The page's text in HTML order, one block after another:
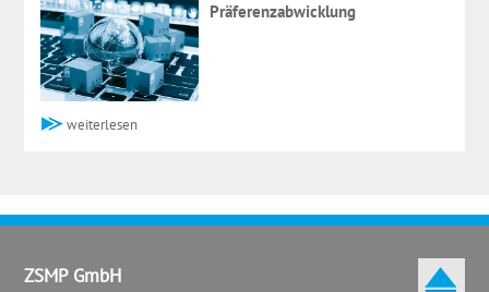
Präferenzabwicklung
weiterlesen
ZSMP GmbH